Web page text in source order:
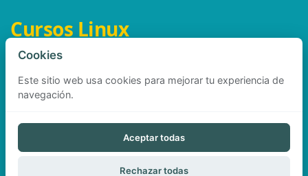
Cursos Linux
Aviso legal
Cookies
Este sitio web usa cookies para mejorar tu experiencia de
navegación.
Aceptar todas
Rechazar todas